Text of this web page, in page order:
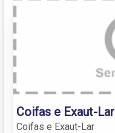
Coifas e Exaut-Lar
Coifas e Exaut-Lar